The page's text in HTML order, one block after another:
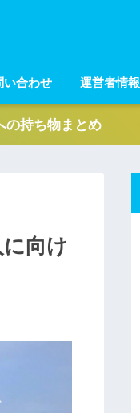
い合わせ 運営者情報
の持ち物まとめ
向け